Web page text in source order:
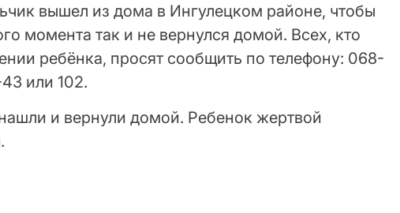
вышел из дома в Ингулецком районе, чтобы
момента так и не вернулся домой. Всех, кто
ребёнка, просят сообщить по телефону: 068-
или 102.
и вернули домой. Ребенок жертвой